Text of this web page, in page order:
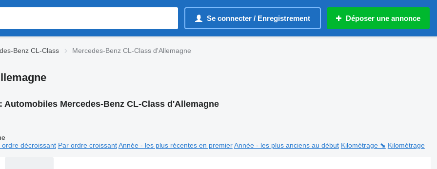
Se connecter / Enregistrement Déposer une annonce
Benz CL-Class Mercedes-Benz CL-Class d'Allemagne
Automobiles Mercedes-Benz CL-Class d'Allemagne
ordre décroissant Par ordre croissant Année - les plus récentes en premier Année - les plus anciens au début Kilométrage ⬊ Kilométrage